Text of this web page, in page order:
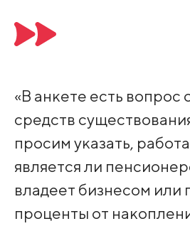
«В анкете есть вопрос
средств
просим указать,
является ли
владеет бизнесом или
проценты от